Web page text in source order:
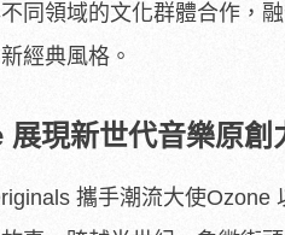
同領域的文化群體合作，
經典風格。
展現新世代音樂原
攜手潮流大使Ozone